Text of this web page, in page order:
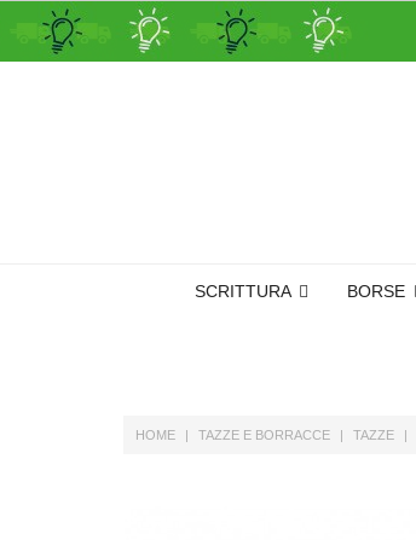
SCRITTURA BORSE
HOME TAZZE E BORRACCE TAZZE